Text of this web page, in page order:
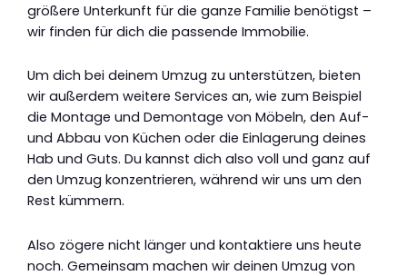
größere Unterkunft für die ganze Familie benötigst –
wir finden für dich die passende Immobilie.
Um dich bei deinem Umzug zu unterstützen, bieten
wir außerdem weitere Services an, wie zum Beispiel
die Montage und Demontage von Möbeln, den Auf-
und Abbau von Küchen oder die Einlagerung deines
Hab und Guts. Du kannst dich also voll und ganz auf
den Umzug konzentrieren, während wir uns um den
Rest kümmern.
Also zögere nicht länger und kontaktiere uns heute
noch. Gemeinsam machen wir deinen Umzug von